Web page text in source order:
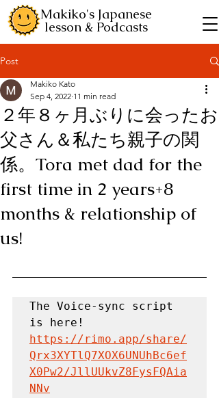
Makiko's Japanese
lesson & Podcasts
Post
２年８ヶ月ぶりに会ったお
父さん＆私たち親子の関
係。Tora met dad for the
first time in 2 years+8
months & relationship of
us!
Makiko Kato
Sep 4, 2022 11 min read
The Voice-sync script
https://rimo.app/share/
Qrx3XYTlQ7XOX6UNUhBc6ef
X0Pw2/JllUUkvZ8FysFQAia
NNv